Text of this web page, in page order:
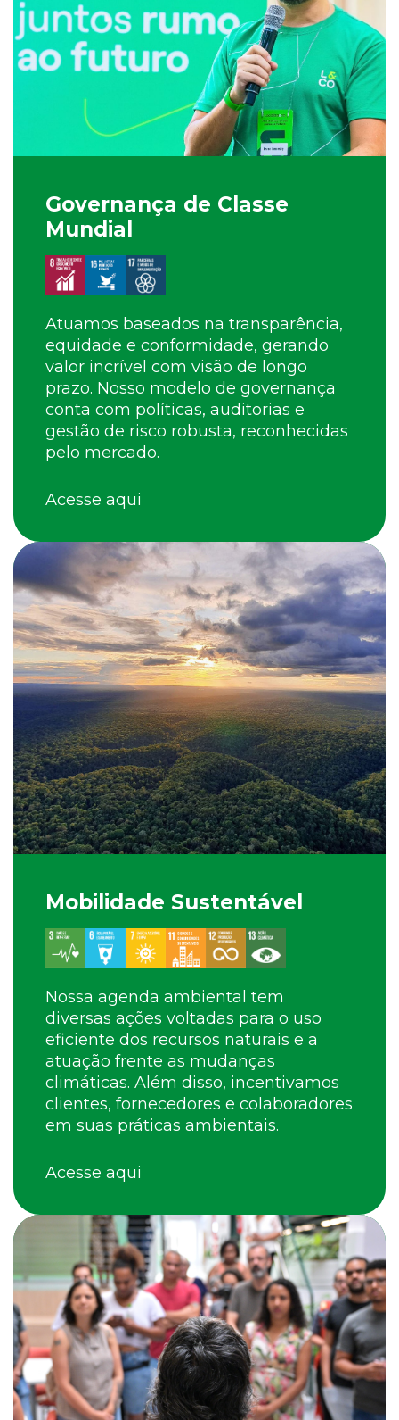
Governança de Classe
Mundial
Atuamos baseados na transparência,
equidade e conformidade, gerando
valor incrível com visão de longo
prazo. Nosso modelo de governança
conta com políticas, auditorias e
gestão de risco robusta, reconhecidas
pelo mercado.
Acesse aqui
Mobilidade Sustentável
Nossa agenda ambiental tem
diversas ações voltadas para o uso
eficiente dos recursos naturais e a
atuação frente as mudanças
climáticas. Além disso, incentivamos
clientes, fornecedores e colaboradores
em suas práticas ambientais.
Acesse aqui